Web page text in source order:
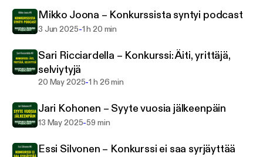
Kohderyhmänä ovat yrittäjät, yrittäjyydestä
kiinnostuneet sekä päättäjät ja virkamiehet, joille
kehittämiseen.
Mikko Joona – Konkurssista syntyi podcast
3 Jun 2025-1 h 20 min
Sari Ricciardella – Konkurssi: Äiti, yrittäjä,
selviytyjä
20 May 2025-1 h 26 min
Jari Kohonen – Syyte vuosia jälkeenpäin
13 May 2025-59 min
Essi Silvonen – Konkurssi ei saa syrjäyttää